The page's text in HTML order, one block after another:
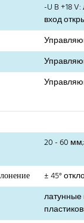
-U B +18
вход
20 - 60
± 45°
латунные